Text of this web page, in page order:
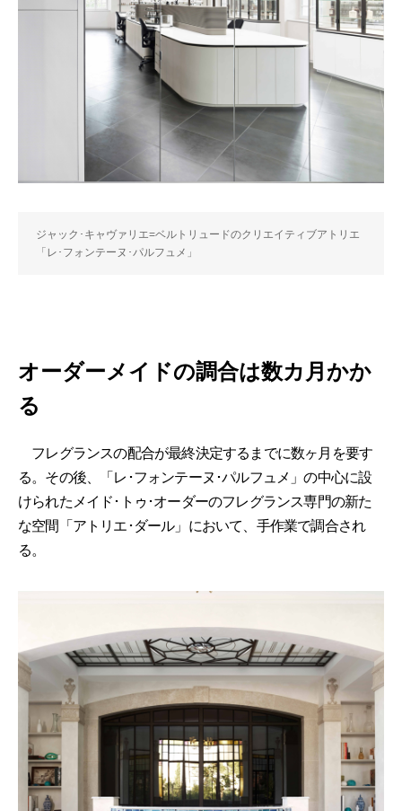
ジャック･キャヴァリエ=ベルトリュードのクリエイティブアトリエ
「レ･フォンテーヌ･パルフュメ」
オーダーメイドの調合は数カ月かか
る
フレグランスの配合が最終決定するまでに数ヶ月を要す
る。その後、「レ･フォンテーヌ･パルフュメ」の中心に設
けられたメイド･トゥ･オーダーのフレグランス専門の新た
な空間「アトリエ･ダール」において、手作業で調合され
る。